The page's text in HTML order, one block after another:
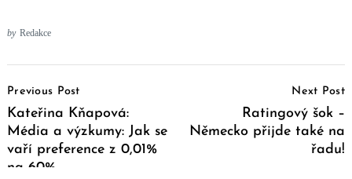
by Redakce
Navigation
Previous Post
Kateřina Kňapová:
Média a výzkumy: Jak se
vaří preference z 0,01%
na 60%
Next Post
Ratingový šok –
Německo přijde také na
řadu!